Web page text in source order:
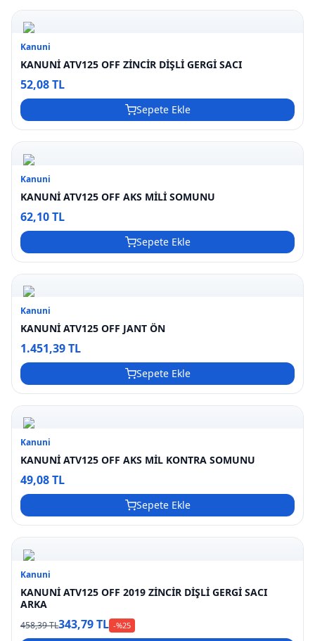
Kanuni
KANUNİ ATV125 OFF ZİNCİR DİŞLİ GERGİ SACI
52,08 TL
Sepete Ekle
Kanuni
KANUNİ ATV125 OFF AKS MİLİ SOMUNU
62,10 TL
Sepete Ekle
Kanuni
KANUNİ ATV125 OFF JANT ÖN
1.451,39 TL
Sepete Ekle
Kanuni
KANUNİ ATV125 OFF AKS MİL KONTRA SOMUNU
49,08 TL
Sepete Ekle
Kanuni
KANUNİ ATV125 OFF 2019 ZİNCİR DİŞLİ GERGİ SACI
ARKA
458,39 TL343,79 TL -%25